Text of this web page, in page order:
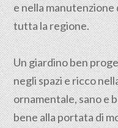
e nella
tutta la regione.
Un giardino ben
negli spazi e ricco
ornamentale, sano e
bene alla portata di